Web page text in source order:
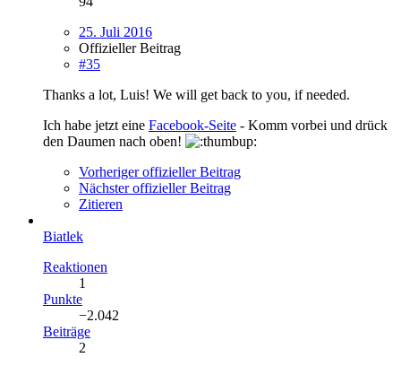
25. Juli 2016
Offizieller Beitrag
#35
Thanks a lot, Luis! We will get back to you, if needed.
Ich habe jetzt eine Facebook-Seite - Komm vorbei und drück
den Daumen nach oben!
Vorheriger offizieller Beitrag
Nächster offizieller Beitrag
Zitieren
Biatlek
Reaktionen
1
Punkte
−2.042
Beiträge
2